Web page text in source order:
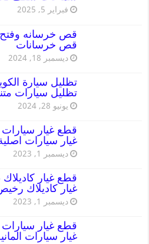
فبراير 5, 2025
قص خرسانات
ديسمبر 18, 2024
تظليل سيارات
يونيو 28, 2024
غيار سيارات
ديسمبر 1, 2023
غيار كاديلاك
ديسمبر 1, 2023
غيار سيارات